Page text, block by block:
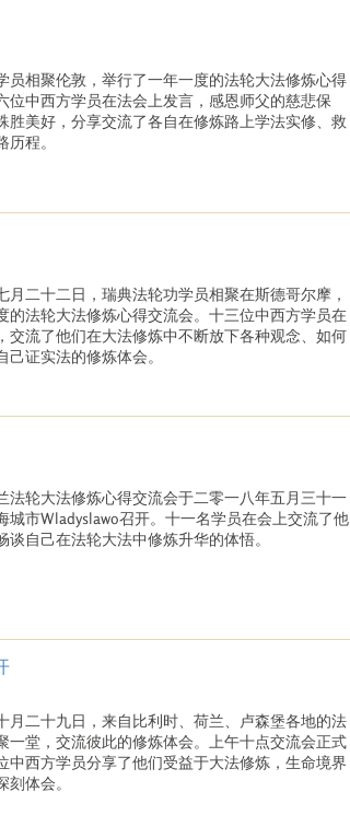
员相聚伦敦，举行了一年一度的法轮大法修炼心得
位中西方学员在法会上发言，感恩师父的慈悲保
胜美好，分享交流了各自在修炼路上学法实修、救
历程。
月二十二日，瑞典法轮功学员相聚在斯德哥尔摩，
的法轮大法修炼心得交流会。十三位中西方学员在
交流了他们在大法修炼中不断放下各种观念、如何
己证实法的修炼体会。
法轮大法修炼心得交流会于二零一八年五月三十一
城市Wladyslawo召开。十一名学员在会上交流了他
谈自己在法轮大法中修炼升华的体悟。
月二十九日，来自比利时、荷兰、卢森堡各地的法
一堂，交流彼此的修炼体会。上午十点交流会正式
中西方学员分享了他们受益于大法修炼，生命境界
刻体会。